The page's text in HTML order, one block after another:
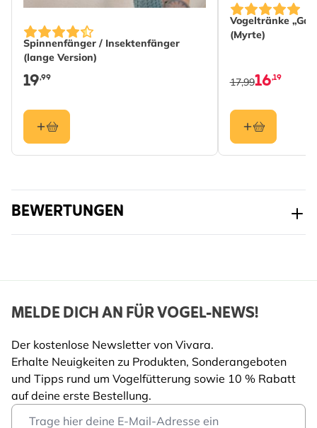
Spinnenfänger / Insektenfänger
(lange Version)
19,99
Vogeltränke
(Myrte)
16,19
17,99
BEWERTUNGEN
MELDE DICH AN FÜR VOGEL-NEWS!
Der kostenlose Newsletter von Vivara.
Erhalte Neuigkeiten zu Produkten, Sonderangeboten
und Tipps rund um Vogelfütterung sowie 10 % Rabatt
auf deine erste Bestellung.
Email Address